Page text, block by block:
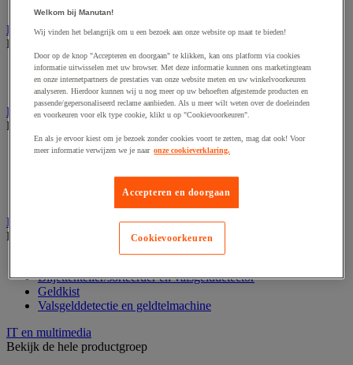
Bewegwijzering en aanduidingsborden
Bekijk de hele productgroep
Deurnaambord
Pictogram
Folderrek en -houder
Bekijk de hele productgroep
Folderrek
Tafel folderstandaard
Wandfolderhouder
Inname en beheer van geld
Bekijk de hele productgroep
Biljettenteller/sorteerder en valsgelddetector
Geldkist
Valsgelddetectie en geldtelmachine
IT en multimedia
Bekijk de hele productgroep
Welkom bij Manutan!
Wij vinden het belangrijk om u een bezoek aan onze website op maat te bieden!
Door op de knop "Accepteren en doorgaan" te klikken, kan ons platform via cookies
informatie uitwisselen met uw browser. Met deze informatie kunnen ons marketingteam
en onze internetpartners de prestaties van onze website meten en uw winkelvoorkeuren
analyseren. Hierdoor kunnen wij u nog meer op uw behoeften afgestemde producten en
passende/gepersonaliseerd reclame aanbieden. Als u meer wilt weten over de doeleinden
en voorkeuren voor elk type cookie, klikt u op "Cookievoorkeuren".
En als je ervoor kiest om je bezoek zonder cookies voort te zetten, mag dat ook! Voor
meer informatie verwijzen we je naar onze cookieverklaring.
Accepteren en doorgaan
Cookievoorkeuren